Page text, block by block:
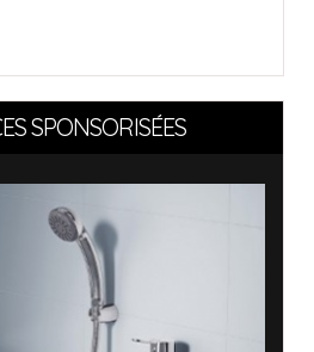
SPONSORISÉES